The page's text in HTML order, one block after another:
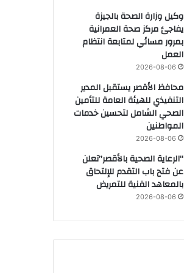
وكيل وزارة الصحة بالجيزة
يفاجئ مركز صحة العمرانية
بمرور مسائي لمتابعة انتظام
العمل
2026-08-06
محافظ الأقصر يستقبل المدير
التنفيذي للهيئة العامة للتأمين
الصحي الشامل لتحسين خدمات
المواطنين
2026-08-06
“الرعاية الصحية بالأقصر”تعلن
عن فتح باب التقدم للإلتحاق
بالمعاهد الفنية للتمريض
2026-08-06